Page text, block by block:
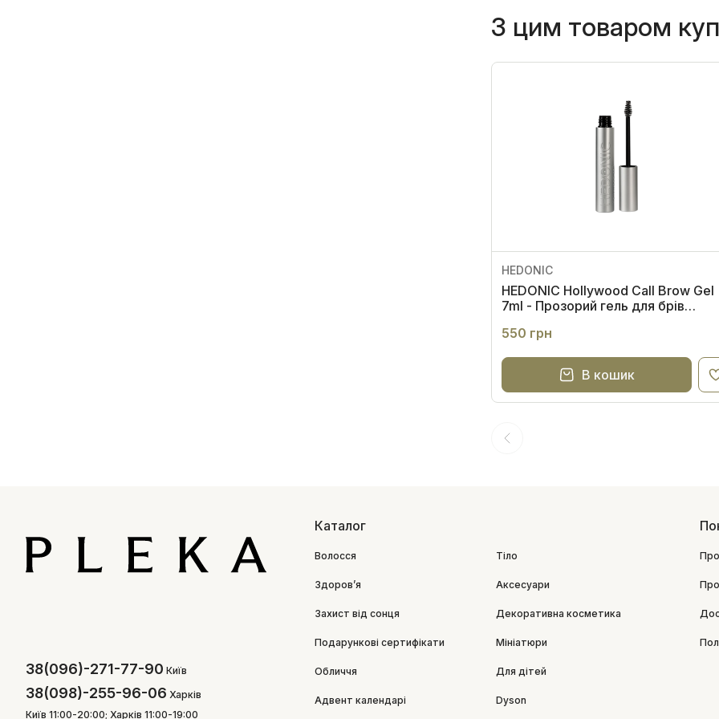
З цим товаром
HEDONIC
HEDONIC Hollywood Call Brow Gel
7ml - Прозорий гель для брів
550 грн
В кошик
38(096)-271-77-90 Київ
38(098)-255-96-06 Харків
Київ 11:00-20:00; Харків 11:00-19:00
Каталог
Волосся Тіло
Здоровʼя Аксесуари
Захист від сонця Декоративна косметика
Подарункові сертифікати Мініатюри
Обличчя Для дітей
Адвент календарі Dyson